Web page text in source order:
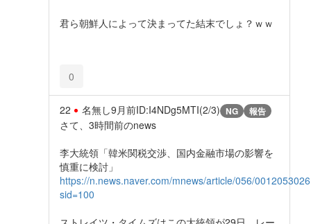
君ら朝鮮人によって決まってた結末でしょ？ｗｗ
0
22 名無し9月前ID:I4NDg5MTI(2/3) NG 報告
さて、3時間前のnews
李大統領「韓米関税交渉、国内金融市場の影響を
慎重に検討」
https://n.news.naver.com/mnews/article/056/
sid=100